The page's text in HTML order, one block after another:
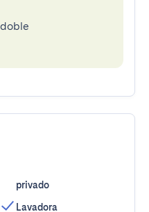
privado
Lavadora